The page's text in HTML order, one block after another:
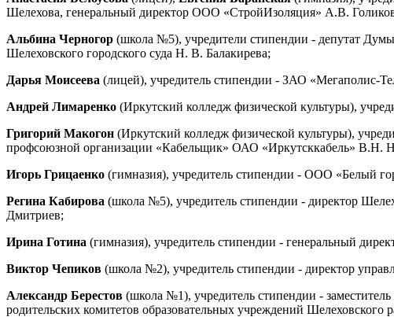
Шелехова, генеральный директор ООО «СтройИзоляция» А.В.
Альбина Черногор (школа №5), учредители стипендии - депутат
Шелеховского городского суда Н. В. Балакирева;
Дарья Моисеева (лицей), учредитель стипендии - ЗАО «Мегаполис-
Андрей Лимаренко (Иркутский колледж физической культуры),
Григорий Макогон (Иркутский колледж физической культуры),
профсоюзной организации «Кабельщик» ОАО «Иркутсккабель» В.Н.
Игорь Грицаенко (гимназия), учредитель стипендии - ООО «Белый
Регина Кабирова (школа №5), учредитель стипендии - директор
Дмитриев;
Ирина Готина (гимназия), учредитель стипендии - генеральный
Виктор Чепиков (школа №2), учредитель стипендии - директор
Александр Берестов (школа №1), учредитель стипендии - заместитель
родительских комитетов образовательных учреждений